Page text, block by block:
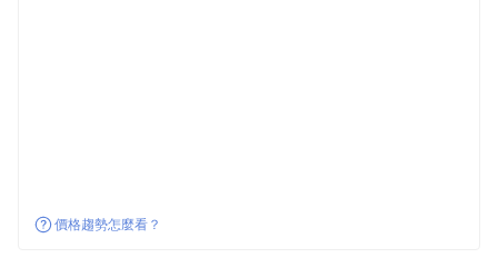
價格趨勢怎麼看？